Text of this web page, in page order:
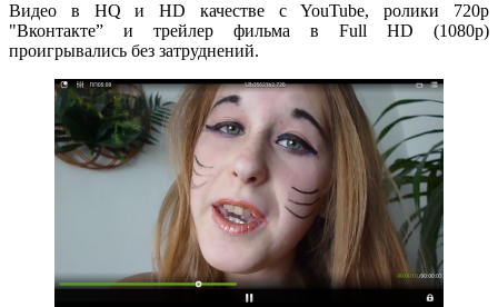
Видео в HQ и HD качестве с YouTube, ролики 720p
"Вконтакте” и трейлер фильма в Full HD (1080p)
проигрывались без затруднений.